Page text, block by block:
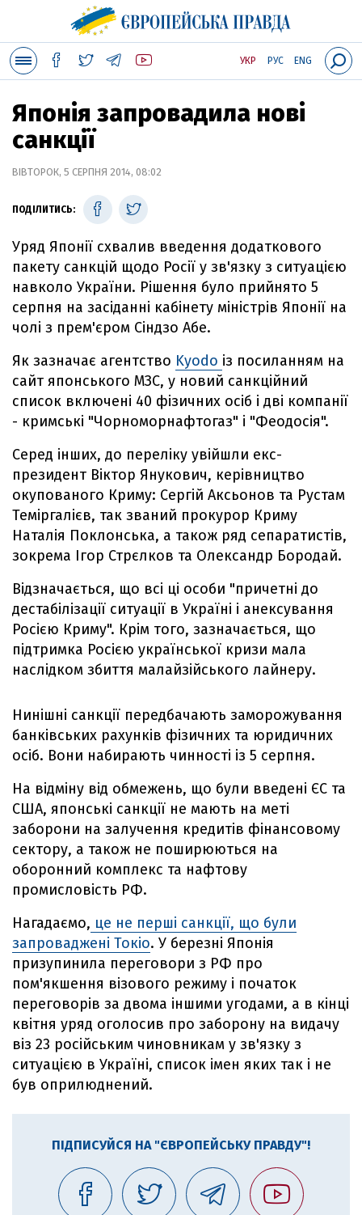
УКР РУС ENG
Японія запровадила нові
санкції
ВІВТОРОК, 5 СЕРПНЯ 2014, 08:02
ПОДІЛИТИСЬ:
Уряд Японії схвалив введення додаткового
пакету санкцій щодо Росії у зв'язку з ситуацією
навколо України. Рішення було прийнято 5
серпня на засіданні кабінету міністрів Японії на
чолі з прем'єром Сіндзо Абе.
Як зазначає агентство Kyodo із посиланням на
сайт японського МЗС, у новий санкційний
список включені 40 фізичних осіб і дві компанії
- кримські "Чорноморнафтогаз" і "Феодосія".
Серед інших, до переліку увійшли екс-
президент Віктор Янукович, керівництво
окупованого Криму: Сергій Аксьонов та Рустам
Теміргалієв, так званий прокурор Криму
Наталія Поклонська, а також ряд сепаратистів,
зокрема Ігор Стрєлков та Олександр Бородай.
Відзначається, що всі ці особи "причетні до
дестабілізації ситуації в Україні і анексування
Росією Криму". Крім того, зазначається, що
підтримка Росією української кризи мала
наслідком збиття малайзійського лайнеру.
Нинішні санкції передбачають заморожування
банківських рахунків фізичних та юридичних
осіб. Вони набирають чинності із 5 серпня.
На відміну від обмежень, що були введені ЄС та
США, японські санкції не мають на меті
заборони на залучення кредитів фінансовому
сектору, а також не поширюються на
оборонний комплекс та нафтову
промисловість РФ.
Нагадаємо, це не перші санкції, що були
запроваджені Токіо. У березні Японія
призупинила переговори з РФ про
пом'якшення візового режиму і початок
переговорів за двома іншими угодами, а в кінці
квітня уряд оголосив про заборону на видачу
віз 23 російським чиновникам у зв'язку з
ситуацією в Україні, список імен яких так і не
був оприлюднений.
ПІДПИСУЙСЯ НА "ЄВРОПЕЙСЬКУ ПРАВДУ"!